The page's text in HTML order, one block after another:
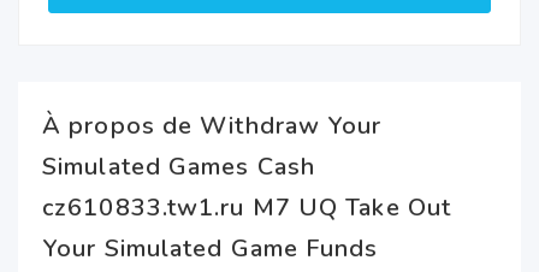
À propos de Withdraw Your
Simulated Games Cash
cz610833.tw1.ru M7 UQ Take Out
Your Simulated Game Funds